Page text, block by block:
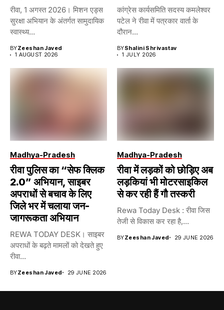
रीवा, 1 अगस्त 2026। मिशन एड्स
सुरक्षा अभियान के अंतर्गत सामुदायिक
स्वास्थ्य...
BYZeeshan Javed
1 AUGUST 2026
कांग्रेस कार्यसमिति सदस्य कमलेश्वर
पटेल ने रीवा में पत्रकार वार्ता के
दौरान...
BYShalini Shrivastav
1 JULY 2026
Madhya-Pradesh
रीवा पुलिस का “सेफ क्लिक
2.0” अभियान, साइबर
अपराधों से बचाव के लिए
जिले भर में चलाया जन-
जागरूकता अभियान
REWA TODAY DESK। साइबर
अपराधों के बढ़ते मामलों को देखते हुए
रीवा...
BYZeeshan Javed 29 JUNE 2026
Madhya-Pradesh
रीवा में लड़कों को छोड़िए अब
लड़कियां भी मोटरसाइकिल
से कर रही हैं गौ तस्करी
Rewa Today Desk : रीवा जिस
तेजी से विकास कर रहा है,...
BYZeeshan Javed 29 JUNE 2026